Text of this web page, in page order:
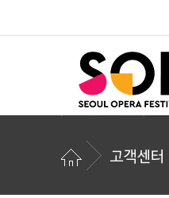
고객센터